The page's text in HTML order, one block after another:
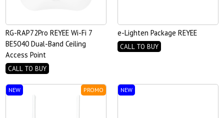
RG-RAP72Pro REYEE Wi-Fi 7
BE5040 Dual-Band Ceiling
Access Point
CALL TO BUY
e-Lighten Package REYEE
CALL TO BUY
NEW PROMO NEW